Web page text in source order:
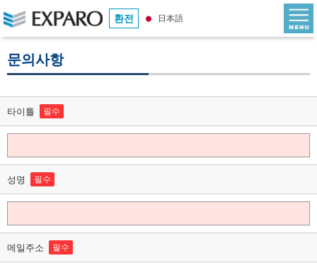
환전 日本語
문의사항
타이틀 필수
성명 필수
메일주소 필수